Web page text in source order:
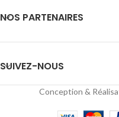
NOS PARTENAIRES
SUIVEZ-NOUS
Conception &